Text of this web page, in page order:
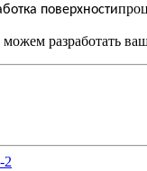
поверхности
разработать
2